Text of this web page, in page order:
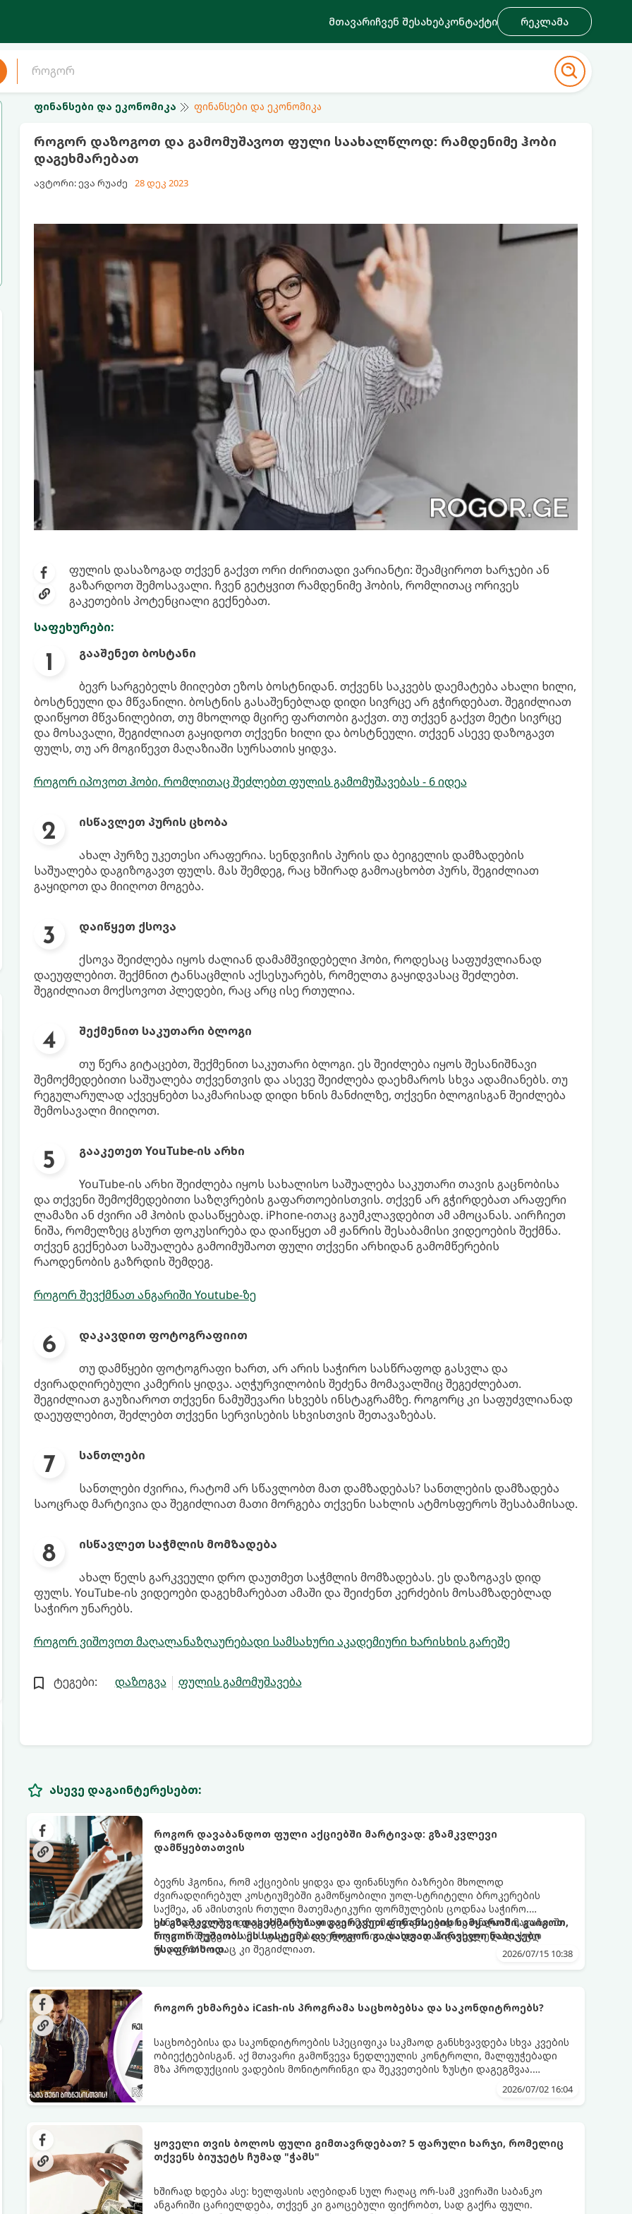
მთავარიჩვენ შესახებკონტაქტი რეკლამა
ფინანსები და ეკონომიკა ფინანსები და ეკონომიკა
როგორ დაზოგოთ და გამომუშავოთ ფული საახალწლოდ: რამდენიმე ჰობი
დაგეხმარებათ
ავტორი: ევა რუაძე 28 დეკ 2023
ფულის დასაზოგად თქვენ გაქვთ ორი ძირითადი ვარიანტი: შეამციროთ ხარჯები ან
გაზარდოთ შემოსავალი. ჩვენ გეტყვით რამდენიმე ჰობის, რომლითაც ორივეს
გაკეთების პოტენციალი გექნებათ.
საფეხურები:
გააშენეთ ბოსტანი
ბევრ სარგებელს მიიღებთ ეზოს ბოსტნიდან. თქვენს საკვებს დაემატება ახალი ხილი,
ბოსტნეული და მწვანილი. ბოსტნის გასაშენებლად დიდი სივრცე არ გჭირდებათ. შეგიძლიათ
დაიწყოთ მწვანილებით, თუ მხოლოდ მცირე ფართობი გაქვთ. თუ თქვენ გაქვთ მეტი სივრცე
და მოსავალი, შეგიძლიათ გაყიდოთ თქვენი ხილი და ბოსტნეული. თქვენ ასევე დაზოგავთ
ფულს, თუ არ მოგიწევთ მაღაზიაში სურსათის ყიდვა.
როგორ იპოვოთ ჰობი, რომლითაც შეძლებთ ფულის გამომუშავებას - 6 იდეა
ისწავლეთ პურის ცხობა
ახალ პურზე უკეთესი არაფერია. სენდვიჩის პურის და ბეიგელის დამზადების
საშუალება დაგიზოგავთ ფულს. მას შემდეგ, რაც ხშირად გამოაცხობთ პურს, შეგიძლიათ
გაყიდოთ და მიიღოთ მოგება.
დაიწყეთ ქსოვა
ქსოვა შეიძლება იყოს ძალიან დამამშვიდებელი ჰობი, როდესაც საფუძვლიანად
დაეუფლებით. შექმნით ტანსაცმლის აქსესუარებს, რომელთა გაყიდვასაც შეძლებთ.
შეგიძლიათ მოქსოვოთ პლედები, რაც არც ისე რთულია.
შექმენით საკუთარი ბლოგი
თუ წერა გიტაცებთ, შექმენით საკუთარი ბლოგი. ეს შეიძლება იყოს შესანიშნავი
შემოქმედებითი საშუალება თქვენთვის და ასევე შეიძლება დაეხმაროს სხვა ადამიანებს. თუ
რეგულარულად აქვეყნებთ საკმარისად დიდი ხნის მანძილზე, თქვენი ბლოგისგან შეიძლება
შემოსავალი მიიღოთ.
გააკეთეთ YouTube-ის არხი
YouTube-ის არხი შეიძლება იყოს სახალისო საშუალება საკუთარი თავის გაცნობისა
და თქვენი შემოქმედებითი საზღვრების გაფართოებისთვის. თქვენ არ გჭირდებათ არაფერი
ლამაზი ან ძვირი ამ ჰობის დასაწყებად. iPhone-ითაც გაუმკლავდებით ამ ამოცანას. აირჩიეთ
ნიშა, რომელზეც გსურთ ფოკუსირება და დაიწყეთ ამ ჟანრის შესაბამისი ვიდეოების შექმნა.
თქვენ გექნებათ საშუალება გამოიმუშაოთ ფული თქვენი არხიდან გამომწერების
რაოდენობის გაზრდის შემდეგ.
როგორ შევქმნათ ანგარიში Youtube-ზე
დაკავდით ფოტოგრაფიით
თუ დამწყები ფოტოგრაფი ხართ, არ არის საჭირო სასწრაფოდ გასვლა და
ძვირადღირებული კამერის ყიდვა. აღჭურვილობის შეძენა მომავალშიც შეგეძლებათ.
შეგიძლიათ გაუზიაროთ თქვენი ნამუშევარი სხვებს ინსტაგრამზე. როგორც კი საფუძვლიანად
დაეუფლებით, შეძლებთ თქვენი სერვისების სხვისთვის შეთავაზებას.
სანთლები
სანთლები ძვირია, რატომ არ სწავლობთ მათ დამზადებას? სანთლების დამზადება
საოცრად მარტივია და შეგიძლიათ მათი მორგება თქვენი სახლის ატმოსფეროს შესაბამისად.
ისწავლეთ საჭმლის მომზადება
ახალ წელს გარკვეული დრო დაუთმეთ საჭმლის მომზადებას. ეს დაზოგავს დიდ
ფულს. YouTube-ის ვიდეოები დაგეხმარებათ ამაში და შეიძენთ კერძების მოსამზადებლად
საჭირო უნარებს.
როგორ ვიშოვოთ მაღალანაზღაურებადი სამსახური აკადემიური ხარისხის გარეშე
ტეგები: დაზოგვა ფულის გამომუშავება
ასევე დაგაინტერესებთ:
როგორ დავაბანდოთ ფული აქციებში მარტივად: გზამკვლევი
დამწყებთათვის
ბევრს ჰგონია, რომ აქციების ყიდვა და ფინანსური ბაზრები მხოლოდ
ძვირადღირებულ კოსტიუმებში გამოწყობილი უოლ-სტრიტელი ბროკერების
საქმეა, ან ამისთვის რთული მათემატიკური ფორმულების ცოდნაა საჭირო.
სინამდვილეში, დღეს აქციების ყიდვა იმაზე მარტივია, ვიდრე ონლაინ მაღაზიაში
ნივთის შეკვეთა. ამის გაკეთება ტელეფონით, სახლიდან გაუსვლელად, სულ
რაღაც $10-ითაც კი შეგიძლიათ.
ეს გზამკვლევი დაგეხმარებათ გაერკვეთ ფინანსების სამყაროში, გაიგოთ,
როგორ მუშაობს ეს სისტემა და როგორ გადადგათ პირველი ნაბიჯები
უსაფრთხოდ.
2026/07/15 10:38
როგორ ეხმარება iCash-ის პროგრამა საცხობებსა და საკონდიტროებს?
საცხობებისა და საკონდიტროების სპეციფიკა საკმაოდ განსხვავდება სხვა კვების
ობიექტებისგან. აქ მთავარი გამოწვევა ნედლეულის კონტროლი, მალფუჭებადი
მზა პროდუქციის ვადების მონიტორინგი და შეკვეთების ზუსტი დაგეგმვაა.
აწვდის საცხობებსა და საკონდიტროებს, რათა დაეხმაროს მათ წარმოების
ყოველი ეტაპის ოპტიმიზაციაში.
2026/07/02 16:04
ყოველი თვის ბოლოს ფული გიმთავრდებათ? 5 ფარული ხარჯი, რომელიც
თქვენს ბიუჯეტს ჩუმად "ჭამს"
ხშირად ხდება ასე: ხელფასის აღებიდან სულ რაღაც ორ-სამ კვირაში საბანკო
ანგარიში ცარიელდება, თქვენ კი გაოცებული ფიქრობთ, სად გაქრა ფული.